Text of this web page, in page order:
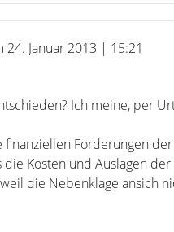
24. Januar 2013 | 15:21
Ich meine, per
finanziellen Forderungen
die Kosten und Auslagen
die Nebenklage ansich